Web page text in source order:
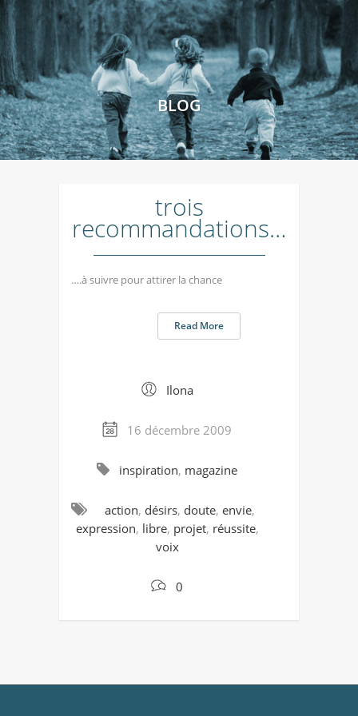
BLOG
trois
recommandations…
….à suivre pour attirer la chance
Read More
Ilona
16 décembre 2009
inspiration, magazine
action, désirs, doute, envie,
expression, libre, projet, réussite,
voix
0